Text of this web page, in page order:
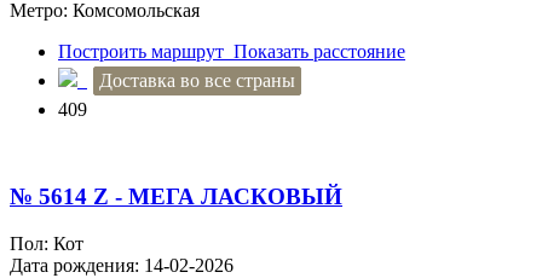
Метро: Комсомольская
Построить маршрут Показать расстояние
Доставка во все страны
409
№ 5614 Z - МЕГА ЛАСКОВЫЙ
Пол: Кот
Дата рождения: 14-02-2026